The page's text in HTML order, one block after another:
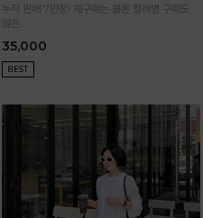
누적 판매 7만장! 재구매는 물론 컬러별 구매도
많은
35,000